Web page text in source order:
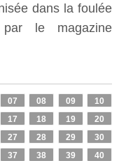
dans la foulée
le magazine
07 08 09
10
17 18 19
20
27 28 29
30
37 38 39
40